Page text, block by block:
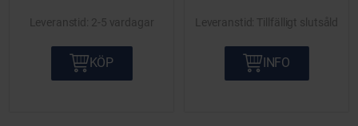
2-5 vardagar
KÖP
Tillfälligt slutsåld
INFO